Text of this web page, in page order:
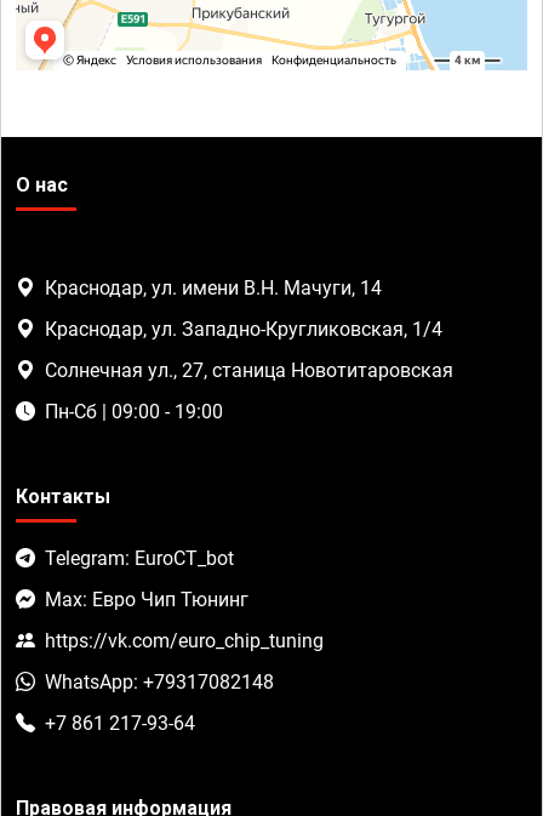
О нас
Краснодар, ул. имени В.Н. Мачуги, 14
Краснодар, ул. Западно-Кругликовская, 1/4
Солнечная ул., 27, станица Новотитаровская
Пн-Сб | 09:00 - 19:00
Контакты
Telegram: EuroCT_bot
Max: Евро Чип Тюнинг
https://vk.com/euro_chip_tuning
WhatsApp: +79317082148
+7 861 217-93-64
Правовая информация